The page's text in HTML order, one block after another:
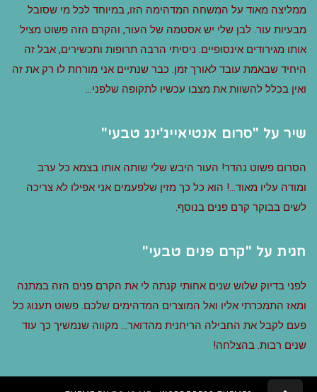
ממליצה מאוד על המשחה המדהימה הזו, במיוחד לכל מי שסובל
מבעיות עור. לבן שלי יש אסטמה של העור, והקרם הזה פשוט מציל
אותו מגירודים אינסופיים. ניסיתי הרבה תרופות ותכשירים, אבל זה
היחיד שבאמת עובד לאורך זמן. כבר שנתיים אני מורחת לו רק את זה
ואין בכלל להשוות את מצבו עכשיו לתקופה שלפני…
שיר על "סרום אנטיאייג'ינג טבעי"
הסרום פשוט נהדר! העור היבש שלי שותה אותו בצמא כל ערב
ומודה עליו מאוד…! הוא כל כך מזין שלפעמים אני אפילו לא צריכה
לשים בבוקר קרם פנים בנוסף.
חגית על "קרם פנים טבעי"
לפני בדיוק שלוש שנים אחותי קנתה לי את הקרם פנים הזה במתנה
ומאז התמכרתי אליו ואל המוצרים המדהימים שלכם. פשוט תענוג כל
פעם לקבל את החבילה הריחנית מהדואר… מקווה שנמשיך כך עוד
שנים רבות. בהצלחה!